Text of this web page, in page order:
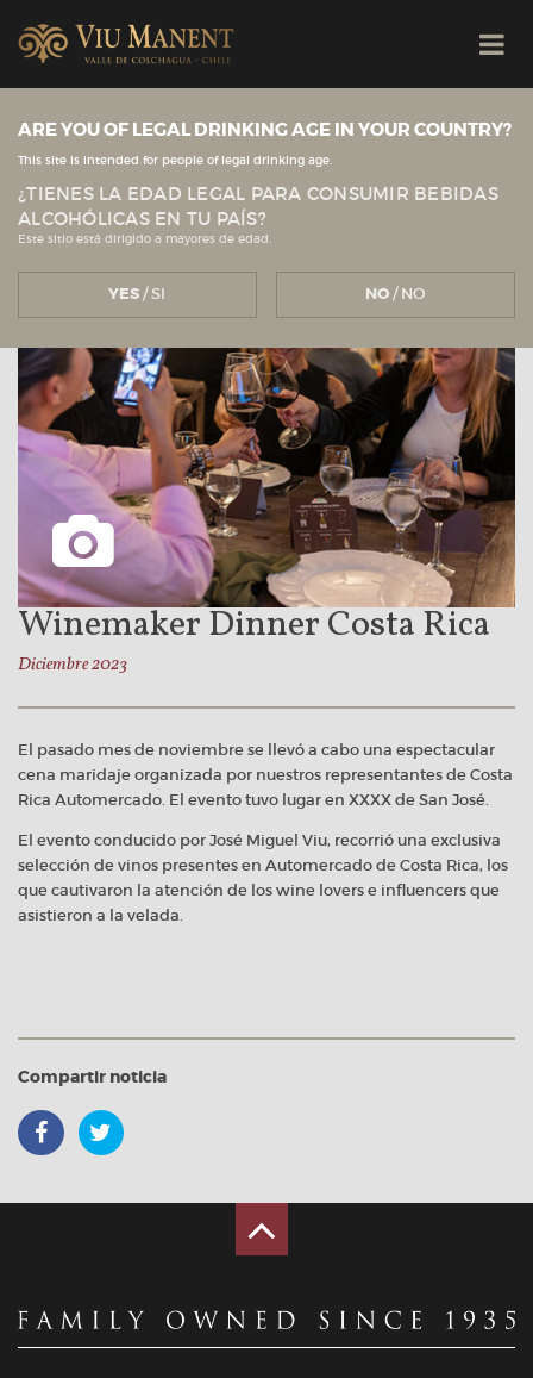
Ver todas las noticias
Viu ManentNOTICIAS
Winemaker Dinner Costa Rica
Diciembre 2023
El pasado mes de noviembre se llevó a cabo una espectacular
cena maridaje organizada por nuestros representantes de Costa
Rica Automercado. El evento tuvo lugar en XXXX de San José.
El evento conducido por José Miguel Viu, recorrió una exclusiva
selección de vinos presentes en Automercado de Costa Rica, los
que cautivaron la atención de los wine lovers e influencers que
asistieron a la velada.
Compartir noticia
ARE YOU OF LEGAL DRINKING AGE IN YOUR COUNTRY?
This site is intended for people of legal drinking age.
¿TIENES LA EDAD LEGAL PARA CONSUMIR BEBIDAS
ALCOHÓLICAS EN TU PAÍS?
Este sitio está dirigido a mayores de edad.
YES/ SI NO/ NO